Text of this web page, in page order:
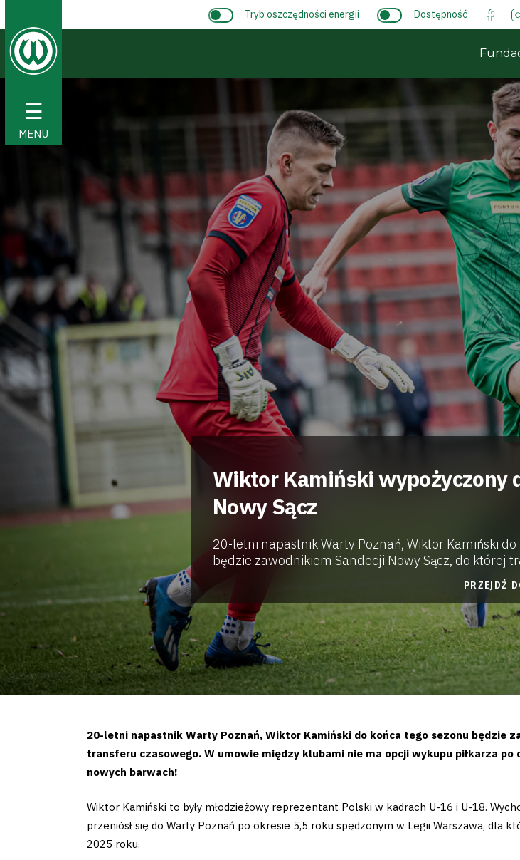
☰
MENU
Tryb oszczędności energii Dostępność
Wiktor Kamiński wypożyczony
Nowy Sącz
20-letni napastnik Warty Poznań, Wiktor Kamiński do
będzie zawodnikiem Sandecji Nowy Sącz, do której
PRZEJDŹ
20-letni napastnik Warty Poznań, Wiktor Kamiński do końca tego sezonu będzie
transferu czasowego. W umowie między klubami nie ma opcji wykupu piłkarza
nowych barwach!
Wiktor Kamiński to były młodzieżowy reprezentant Polski w kadrach U-16 i U-18.
przeniósł się do Warty Poznań po okresie 5,5 roku spędzonym w Legii Warszawa, dla
2025 roku.